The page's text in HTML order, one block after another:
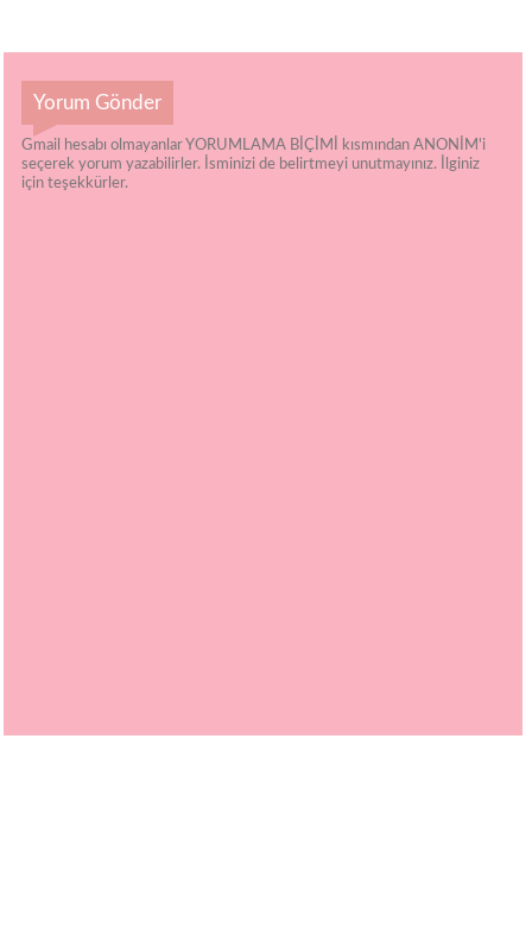
Yorum Gönder
Gmail hesabı olmayanlar YORUMLAMA BİÇİMİ kısmından ANONİM'i
seçerek yorum yazabilirler. İsminizi de belirtmeyi unutmayınız. İlginiz
için teşekkürler.